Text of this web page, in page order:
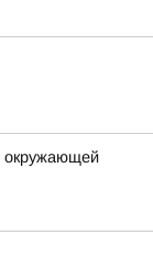
окружающей